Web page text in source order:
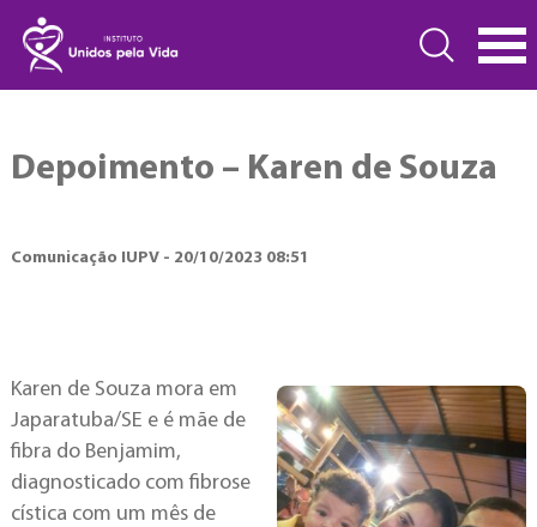
Depoimento – Karen de Souza
Comunicação IUPV - 20/10/2023 08:51
Karen de Souza mora em
Japaratuba/SE e é mãe de
fibra do Benjamim,
diagnosticado com fibrose
cística com um mês de